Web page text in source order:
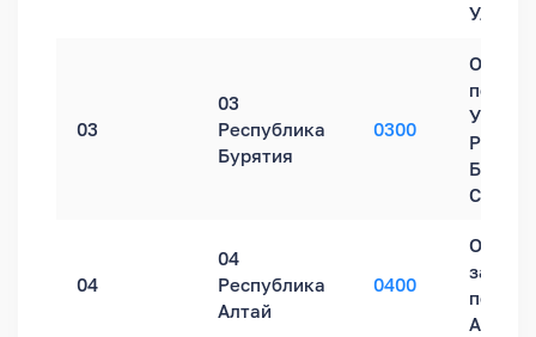
Улан-
03
03
Республика
Бурятия
0300
УФНС
04
04
Республика
Алтай
0400
зал
по
Алтай